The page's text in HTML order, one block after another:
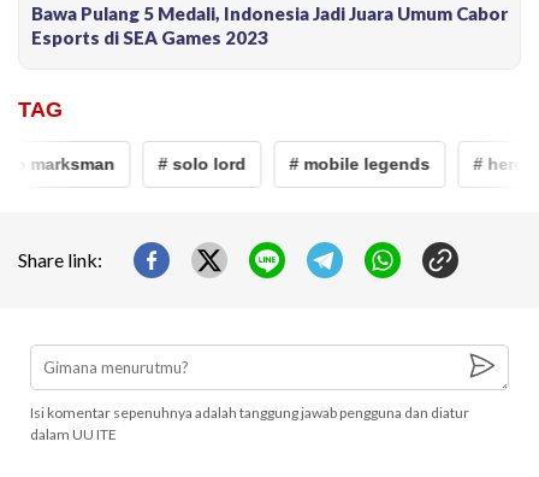
Bawa Pulang 5 Medali, Indonesia Jadi Juara Umum Cabor
Esports di SEA Games 2023
TAG
marksman # solo lord # mobile legends # hero
Share link:
Isi komentar sepenuhnya adalah tanggung jawab pengguna dan diatur
dalam UU ITE